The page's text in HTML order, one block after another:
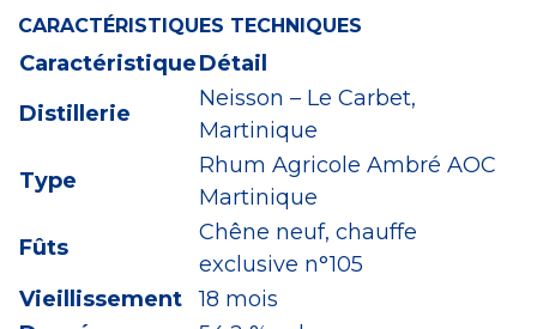
CARACTÉRISTIQUES TECHNIQUES
CaractéristiqueDétail
Distillerie
Neisson – Le Carbet,
Martinique
Type
Rhum Agricole Ambré AOC
Martinique
Fûts
Chêne neuf, chauffe
exclusive n°105
Vieillissement
18 mois